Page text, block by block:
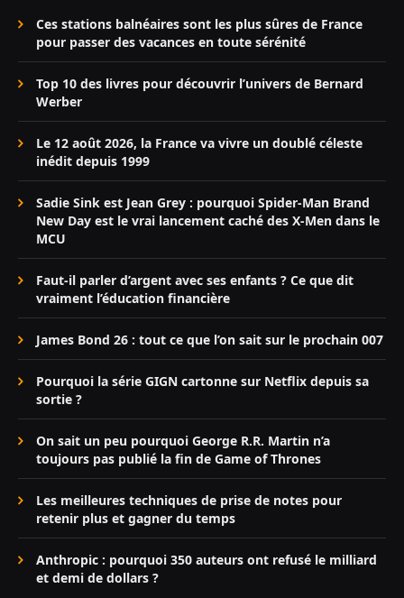
Ces stations balnéaires sont les plus sûres de France
pour passer des vacances en toute sérénité
Top 10 des livres pour découvrir l’univers de Bernard
Werber
Le 12 août 2026, la France va vivre un doublé céleste
inédit depuis 1999
Sadie Sink est Jean Grey : pourquoi Spider-Man Brand
New Day est le vrai lancement caché des X-Men dans le
MCU
Faut-il parler d’argent avec ses enfants ? Ce que dit
vraiment l’éducation financière
James Bond 26 : tout ce que l’on sait sur le prochain 007
Pourquoi la série GIGN cartonne sur Netflix depuis sa
sortie ?
On sait un peu pourquoi George R.R. Martin n’a
toujours pas publié la fin de Game of Thrones
Les meilleures techniques de prise de notes pour
retenir plus et gagner du temps
Anthropic : pourquoi 350 auteurs ont refusé le milliard
et demi de dollars ?